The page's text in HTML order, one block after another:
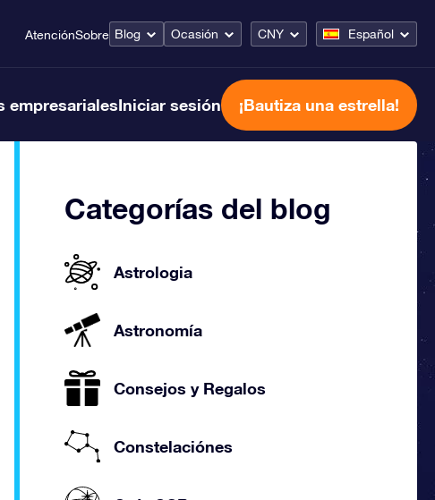
AtenciónSobre Blog Ocasión CNY Español
empresarialesIniciar sesión ¡Bautiza una estrella!
Categorías del blog
Astrologia
Astronomía
Consejos y Regalos
Constelaciónes